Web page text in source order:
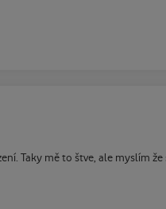
Taky mě to štve, ale myslím